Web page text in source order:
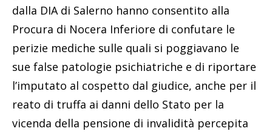
dalla DIA di Salerno hanno consentito alla
Procura di Nocera Inferiore di confutare le
perizie mediche sulle quali si poggiavano le
sue false patologie psichiatriche e di riportare
l’imputato al cospetto dal giudice, anche per il
reato di truffa ai danni dello Stato per la
vicenda della pensione di invalidità percepita